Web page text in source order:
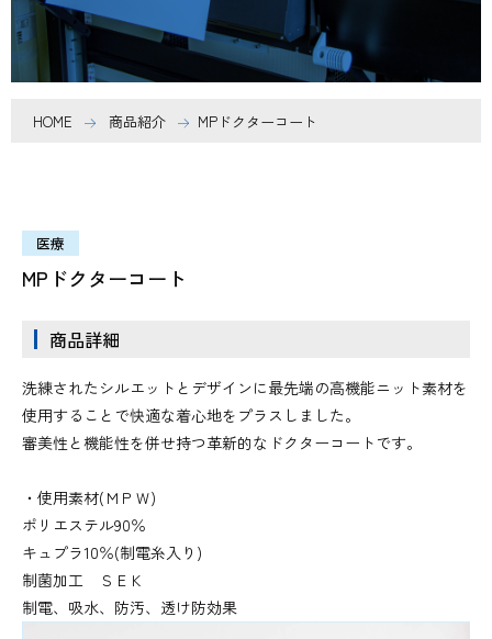
HOME 商品紹介 MPドクターコート
医療
MPドクターコート
商品詳細
洗練されたシルエットとデザインに最先端の高機能ニット素材を
使用することで快適な着心地をプラスしました。
審美性と機能性を併せ持つ革新的なドクターコートです。
・使用素材(ＭＰＷ)
ポリエステル90％
キュプラ10％(制電糸入り)
制菌加工 ＳＥＫ
制電、吸水、防汚、透け防効果